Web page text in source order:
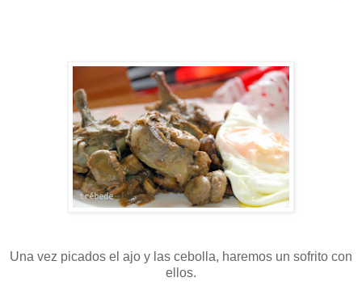
Una vez picados el ajo y las cebolla, haremos un sofrito con
ellos.